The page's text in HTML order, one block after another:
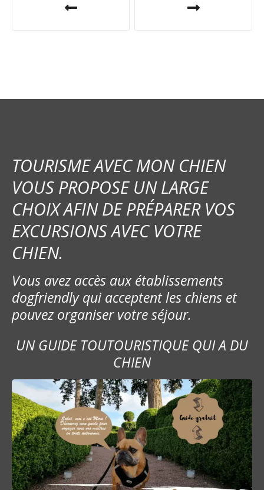
i
o
n
d
e
l
’
a
r
t
i
c
l
e
TOURISME AVEC MON CHIEN
VOUS PROPOSE UN LARGE
CHOIX AFIN DE PRÉPARER VOS
EXCURSIONS AVEC VOTRE
CHIEN.
Vous avez accès aux établissements
dogfriendly qui acceptent les chiens et
pouvez organiser votre séjour.
UN GUIDE TOUTOURISTIQUE QUI A DU
CHIEN